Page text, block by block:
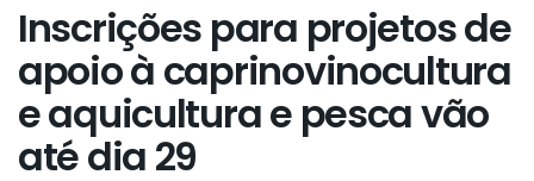
Inscrições para projetos de
apoio à caprinovinocultura
e aquicultura e pesca vão
até dia 29